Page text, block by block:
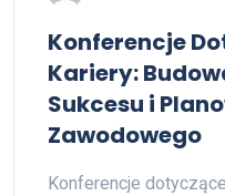
Konferencje
Kariery:
Sukcesu i
Zawodowego
Konferencje